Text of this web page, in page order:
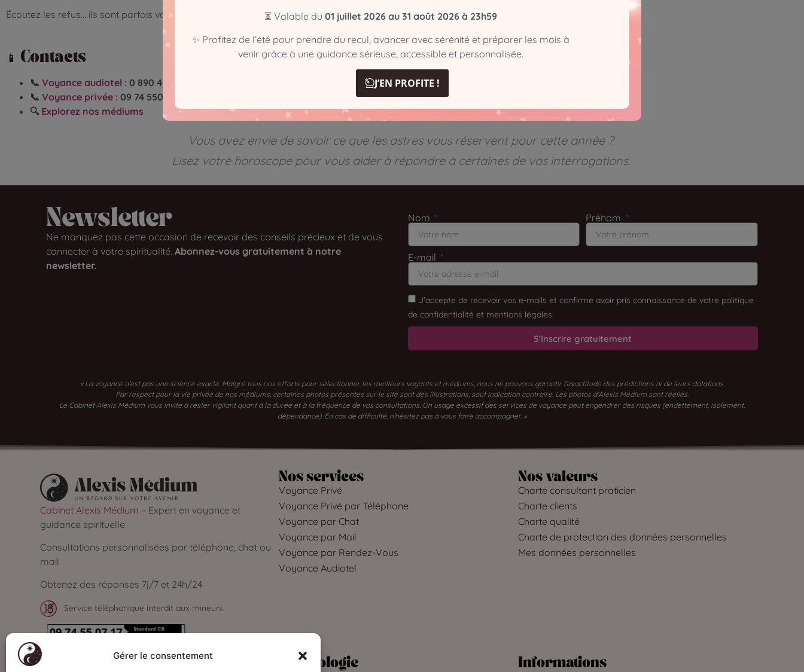
Gérer le consentement
Écoutez les refus… ils sont parfois vos plus grands alliés.
📱 Contacts
📞 Voyance audiotel : 0 890 405 505 – (0,40 €/min)
📞 Voyance privée : 09 74 550 717 – à partir de 19€ les 10 minutes
🔍 Explorez nos médiums
Vous avez envie de savoir ce que les astres vous réservent pour cette année ?
Lisez votre horoscope pour vous aider à répondre à certaines de vos interrogations.
Newsletter​
Ne manquez pas cette occasion de recevoir des conseils précieux et de vous
connecter à votre spiritualité.Abonnez-vous gratuitement à notre
newsletter.
Nom Prénom
E-mail
J'accepte de recevoir vos e-mails et confirme avoir pris connaissance de votre politique
de confidentialité et mentions légales.
S'Inscrire gratuitement
« La voyance n’est pas une science exacte. Malgré tous nos efforts pour sélectionner les meilleurs voyants et médiums, nous ne pouvons garantir l’exactitude des prédictions ni de leurs datations.
Par respect pour la vie privée de nos médiums, certaines photos présentes sur le site sont des illustrations, sauf indication contraire. Les photos d’Alexis Médium sont réelles.
Le Cabinet Alexis Médium vous invite à rester vigilant quant à la durée et à la fréquence de vos consultations. Un usage excessif des services de voyance peut engendrer des risques (endettement, isolement,
dépendance). En cas de difficulté, n’hésitez pas à vous faire accompagner. »
Cabinet Alexis Médium – Expert en voyance et
guidance spirituelle
Consultations personnalisées par téléphone, chat ou
mail
Obtenez des réponses 7j/7 et 24h/24
Service téléphonique interdit aux mineurs
Nos services
Voyance Privé
Voyance Privé par Téléphone
Voyance par Chat
Voyance par Mail
Voyance par Rendez-Vous
Voyance Audiotel
Nos valeurs
Charte consultant praticien
Charte clients
Charte qualité
Charte de protection des données personnelles
Mes données personnelles
Paiements
Déontologie Informations
⏳ Valable du 01 juillet 2026 au 31 août 2026 à 23h59
✨ Profitez de l’été pour prendre du recul, avancer avec sérénité et préparer les mois à
venir grâce à une guidance sérieuse, accessible et personnalisée.
J’EN PROFITE !